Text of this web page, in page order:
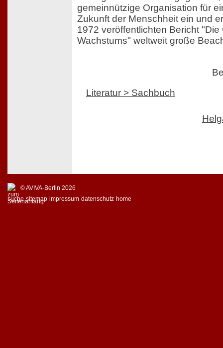
gemeinnützige Organisation für
Zukunft der Menschheit ein und
1972 veröffentlichten Bericht
Wachstums" weltweit große
Literatur > Sachbuch
© AVIVA-Berlin 2026
suche sitemap impressum datenschutz home